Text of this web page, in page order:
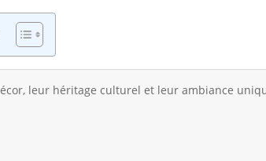
leur héritage culturel et leur ambiance